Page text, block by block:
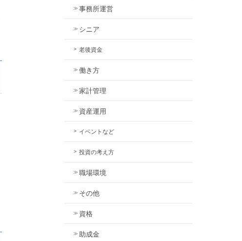
事務所運営
シニア
老後資金
働き方
家計管理
資産運用
イベントなど
投資の考え方
職場環境
その他
資格
助成金